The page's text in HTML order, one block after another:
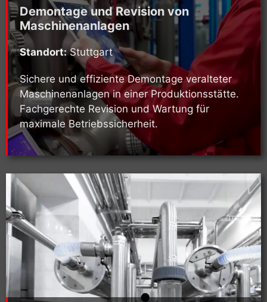
Demontage und Revision von
Maschinenanlagen
Standort:Stuttgart
Sichere und effiziente Demontage veralteter
Maschinenanlagen in einer Produktionsstätte.
Fachgerechte Revision und Wartung für
maximale Betriebssicherheit.